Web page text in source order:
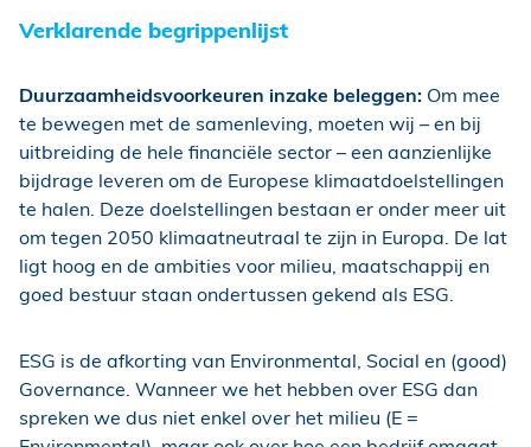
Verklarende begrippenlijst
Duurzaamheidsvoorkeuren inzake beleggen: Om mee
te bewegen met de samenleving, moeten wij – en bij
uitbreiding de hele financiële sector – een aanzienlijke
bijdrage leveren om de Europese klimaatdoelstellingen
te halen. Deze doelstellingen bestaan er onder meer uit
om tegen 2050 klimaatneutraal te zijn in Europa. De lat
ligt hoog en de ambities voor milieu, maatschappij en
goed bestuur staan ondertussen gekend als ESG.
ESG is de afkorting van Environmental, Social en (good)
Governance. Wanneer we het hebben over ESG dan
spreken we dus niet enkel over het milieu (E =